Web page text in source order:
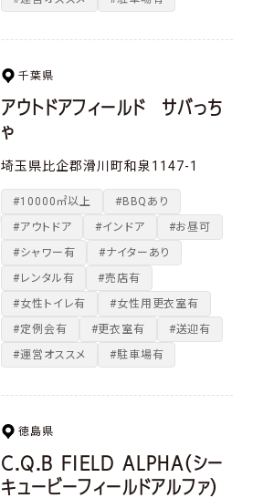
千葉県
アウトドアフィールド サバっち
ゃ
埼玉県比企郡滑川町和泉1147-1
#10000㎡以上
#BBQあり
#アウトドア
#インドア
#お昼可
#シャワー有
#ナイターあり
#レンタル有
#売店有
#女性トイレ有
#女性用更衣室有
#定例会有
#更衣室有
#送迎有
#運営オススメ
#駐車場有
徳島県
C.Q.B FIELD ALPHA（シー
キュービーフィールドアルファ）